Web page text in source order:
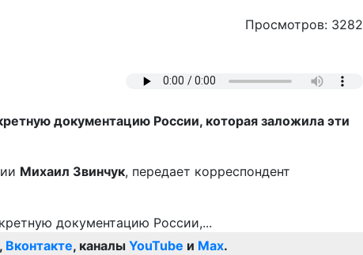
Просмотров: 3282
документацию России, которая заложила эти
Михаил Звинчук, передает корреспондент
, Вконтакте, каналы YouTube и Max.